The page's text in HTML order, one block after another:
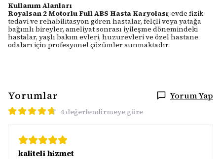
Kullanım Alanları
Royalsan 2 Motorlu Full ABS Hasta Karyolası; evde fizik
tedavi ve rehabilitasyon gören hastalar, felçli veya yatağa
bağımlı bireyler, ameliyat sonrası iyileşme dönemindeki
hastalar, yaşlı bakım evleri, huzurevleri ve özel hastane
odaları için profesyonel çözümler sunmaktadır.
Yorumlar Yorum Yap
4 değerlendirmeye göre
kaliteli hizmet